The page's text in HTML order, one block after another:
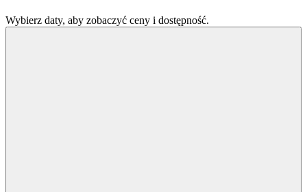
Wybierz daty, aby zobaczyć ceny i dostępność.